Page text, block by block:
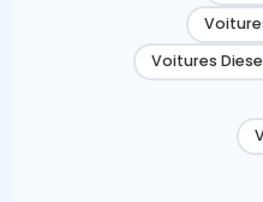
Voitures